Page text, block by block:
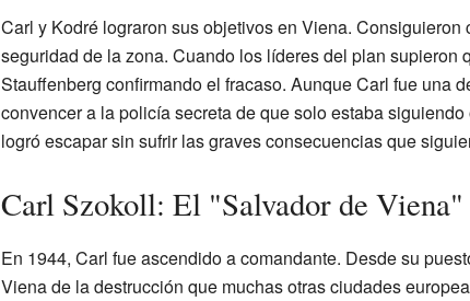
Carl y Kodré lograron sus objetivos en Viena.
seguridad de la zona. Cuando los líderes del plan
Stauffenberg confirmando el fracaso. Aunque Carl fue una
convencer a la policía secreta de que solo estaba
logró escapar sin sufrir las graves consecuencias que
Carl Szokoll: El "Salvador de Viena"
En 1944, Carl fue ascendido a comandante. Desde su
Viena de la destrucción que muchas otras ciudades